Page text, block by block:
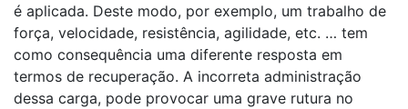
é aplicada. Deste modo, por exemplo, um trabalho de
força, velocidade, resistência, agilidade, etc. … tem
como consequência uma diferente resposta em
termos de recuperação. A incorreta administração
dessa carga, pode provocar uma grave rutura no